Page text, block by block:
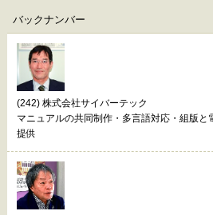
バックナンバー
(242) 株式会社サイバーテック
マニュアルの共同制作・多言語対応・組版と
提供